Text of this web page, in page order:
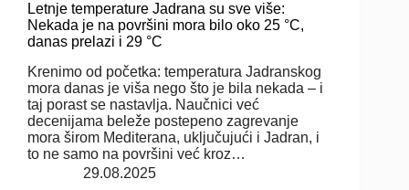
Letnje temperature Jadrana su sve više:
Nekada je na površini mora bilo oko 25 °C,
danas prelazi i 29 °C
Krenimo od početka: temperatura Jadranskog
mora danas je viša nego što je bila nekada – i
taj porast se nastavlja. Naučnici već
decenijama beleže postepeno zagrevanje
mora širom Mediterana, uključujući i Jadran, i
to ne samo na površini već kroz…
29.08.2025